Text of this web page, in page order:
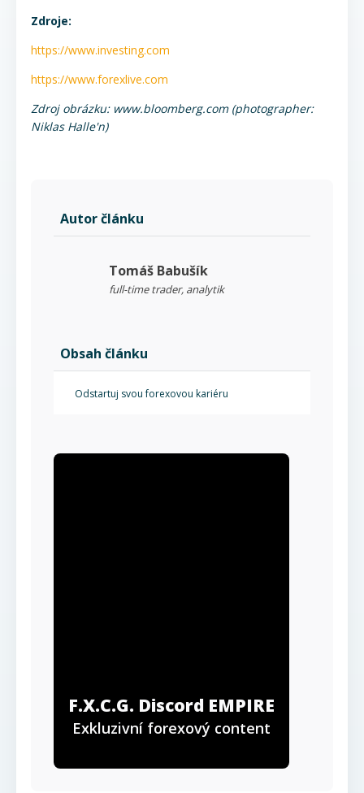
Zdroje:
https://www.investing.com
https://www.forexlive.com
Zdroj obrázku: www.bloomberg.com (photographer:
Niklas Halle'n)
Autor článku
Tomáš Babušík
full-time trader, analytik
Obsah článku
Odstartuj svou forexovou kariéru
F.X.C.G. Discord EMPIRE
Exkluzivní forexový content